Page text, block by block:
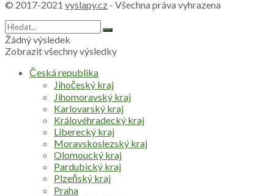
© 2017-2021 vyslapy.cz - Všechna práva vyhrazena
Žádný výsledek
Zobrazit všechny výsledky
Česká republika
Jihočeský kraj
Jihomoravský kraj
Karlovarský kraj
Královéhradecký kraj
Liberecký kraj
Moravskoslezský kraj
Olomoucký kraj
Pardubický kraj
Plzeňský kraj
Praha